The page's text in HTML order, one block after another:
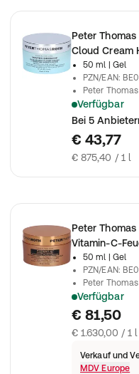
Peter
Cloud Cream
50 ml
| Gel
PZN/EAN:
Peter
Verfügbar
Bei 5
€ 43,77
€ 875,40 / 1 l
Peter
Vitamin-C-
50 ml
| Gel
PZN/EAN:
Peter
Verfügbar
Hilft, fahle Haut,
€ 81,50
€ 1.630,00 / 1 l
Verkauf und
MDV Europe